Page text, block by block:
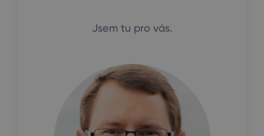
Jsem tu pro vás.